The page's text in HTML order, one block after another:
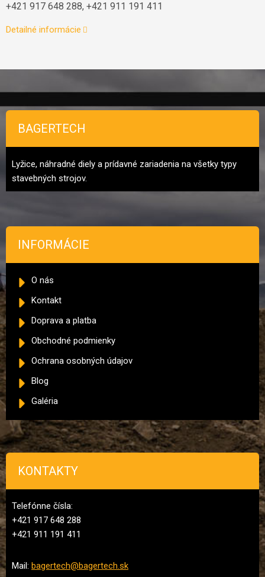
+421 917 648 288, +421 911 191 411
Detailné informácie
BAGERTECH
Lyžice, náhradné diely a prídavné zariadenia na všetky typy
stavebných strojov.
INFORMÁCIE
O nás
Kontakt
Doprava a platba
Obchodné podmienky
Ochrana osobných údajov
Blog
Galéria
KONTAKTY
Telefónne čísla:
+421 917 648 288
+421 911 191 411
Mail: bagertech@bagertech.sk